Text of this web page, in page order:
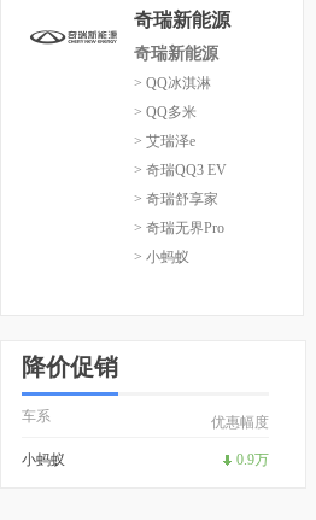
奇瑞新能源
奇瑞新能源
> QQ冰淇淋
> QQ多米
> 艾瑞泽e
> 奇瑞QQ3 EV
> 奇瑞舒享家
> 奇瑞无界Pro
> 小蚂蚁
降价促销
车系 优惠幅度
小蚂蚁 0.9万